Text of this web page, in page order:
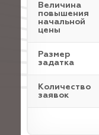
Величина
повышения
начальной
цены
Размер
задатка
Количество
заявок